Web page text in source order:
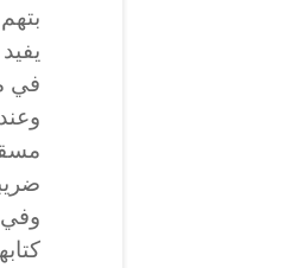
في
وفي